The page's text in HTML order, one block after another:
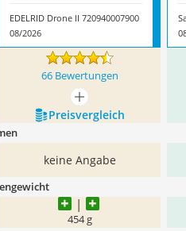
EDELRID Drone II 720940007900
08/2026
66 Bewertungen
mehr anzeigen
Preis­vergleich
keine Angabe
454 g